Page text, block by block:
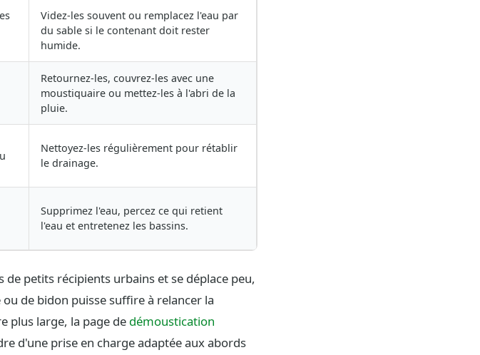
Videz-les souvent ou remplacez l'eau par
du sable si le contenant doit rester
humide.
Retournez-les, couvrez-les avec une
moustiquaire ou mettez-les à l'abri de la
pluie.
Nettoyez-les régulièrement pour rétablir
le drainage.
Supprimez l'eau, percez ce qui retient
l'eau et entretenez les bassins.
petits récipients urbains et se déplace peu,
de bidon puisse suffire à relancer la
plus large, la page de démoustication
d'une prise en charge adaptée aux abords